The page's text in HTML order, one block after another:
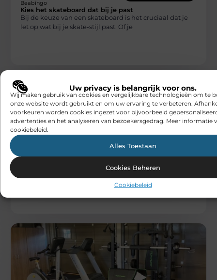
Uw privacy is belangrijk voor ons.
Wij maken gebruik van cookies en vergelijkbare technologieën om te
onze website wordt gebruikt en om uw ervaring te verbeteren.
voorkeuren worden cookies ingezet voor bijvoorbeeld
advertenties en het analyseren van bezoekersgedrag. Meer informatie
cookiebeleid.
Alles Toestaan
Cookies Beheren
Cookiebeleid
Beabingo
Kies het skateboard dat bij je past
Bij de keuze van een skateboard is het cruciaal dat je
let op wat bij je skate-stijl past. Of je
Spirituele verdieping tijdens wereldreizen
Wereldreizen bieden niet alleen de kans om nieuwe
spirituele betekenis hebben. Bepaalde